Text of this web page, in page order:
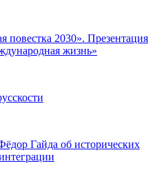
повестка 2030». Презентация
жизнь»
Гайда об исторических